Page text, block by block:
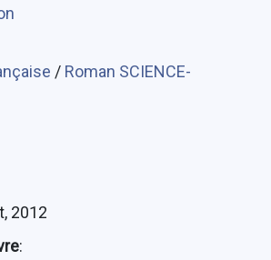
/ Roman SCIENCE-
2012
: